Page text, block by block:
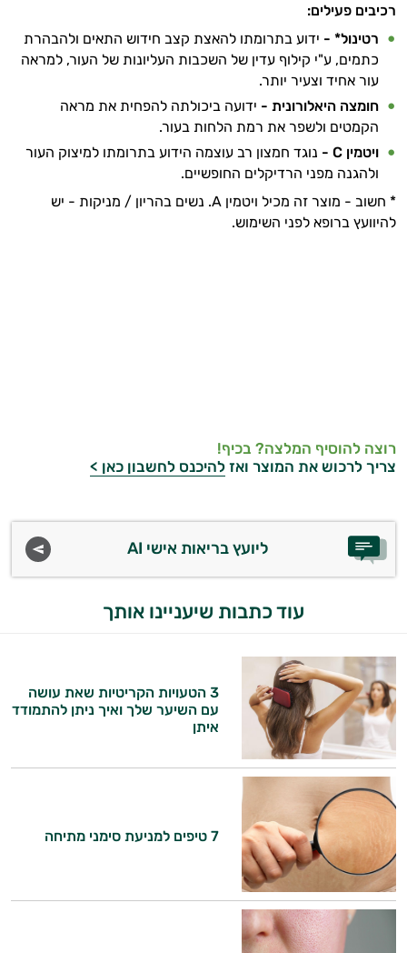
רכיבים פעילים:
רטינול* - ידוע בתרומתו להאצת קצב חידוש התאים ולהבהרת
כתמים, ע"י קילוף עדין של השכבות העליונות של העור, למראה
עור אחיד וצעיר יותר.
חומצה היאלורונית - ידועה ביכולתה להפחית את מראה
הקמטים ולשפר את רמת הלחות בעור.
ויטמין C -
נוגד חמצון רב עוצמה הידוע בתרומתו למיצוק העור
ולהגנה מפני הרדיקלים החופשיים.
* חשוב - מוצר זה מכיל ויטמין A. נשים בהריון / מניקות - יש
להיוועץ ברופא לפני השימוש.
רוצה להוסיף המלצה? בכיף!
צריך לרכוש את המוצר ואז להיכנס לחשבון כאן >
ליועץ בריאות אישי AI
עוד כתבות שיעניינו אותך
3 הטעויות הקריטיות שאת עושה
עם השיער שלך ואיך ניתן להתמודד
איתן
7 טיפים למניעת סימני מתיחה